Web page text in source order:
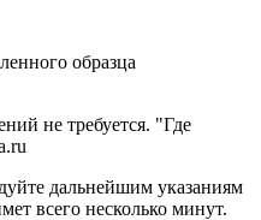
образца
не требуется. "Где
дальнейшим указаниям
всего несколько минут.